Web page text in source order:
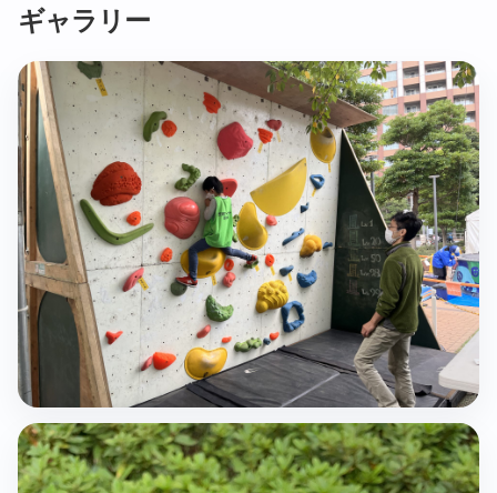
ギャラリー